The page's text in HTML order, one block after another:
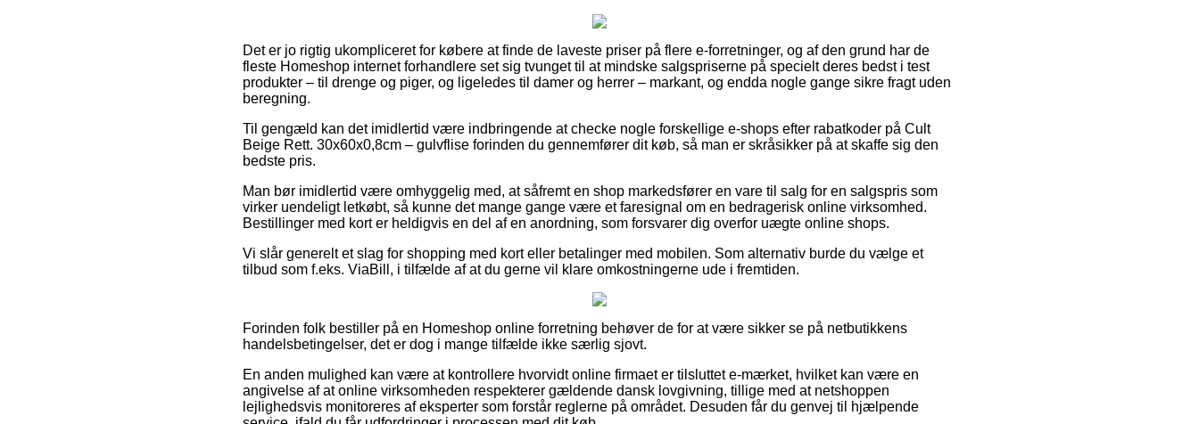
Det er jo rigtig ukompliceret for købere at finde de laveste priser på flere e-forretninger, og af den grund har de
fleste Homeshop internet forhandlere set sig tvunget til at mindske salgspriserne på specielt deres bedst i test
produkter – til drenge og piger, og ligeledes til damer og herrer – markant, og endda nogle gange sikre fragt uden
beregning.
Til gengæld kan det imidlertid være indbringende at checke nogle forskellige e-shops efter rabatkoder på Cult
Beige Rett. 30x60x0,8cm – gulvflise forinden du gennemfører dit køb, så man er skråsikker på at skaffe sig den
bedste pris.
Man bør imidlertid være omhyggelig med, at såfremt en shop markedsfører en vare til salg for en salgspris som
virker uendeligt letkøbt, så kunne det mange gange være et faresignal om en bedragerisk online virksomhed.
Bestillinger med kort er heldigvis en del af en anordning, som forsvarer dig overfor uægte online shops.
Vi slår generelt et slag for shopping med kort eller betalinger med mobilen. Som alternativ burde du vælge et
tilbud som f.eks. ViaBill, i tilfælde af at du gerne vil klare omkostningerne ude i fremtiden.
Forinden folk bestiller på en Homeshop online forretning behøver de for at være sikker se på netbutikkens
handelsbetingelser, det er dog i mange tilfælde ikke særlig sjovt.
En anden mulighed kan være at kontrollere hvorvidt online firmaet er tilsluttet e-mærket, hvilket kan være en
angivelse af at online virksomheden respekterer gældende dansk lovgivning, tillige med at netshoppen
lejlighedsvis monitoreres af eksperter som forstår reglerne på området. Desuden får du genvej til hjælpende